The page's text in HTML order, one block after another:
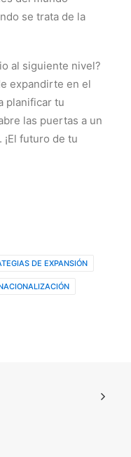
se trata de la
al siguiente nivel?
expandirte en el
planificar tu
las puertas a un
futuro de tu
DE EXPANSIÓN